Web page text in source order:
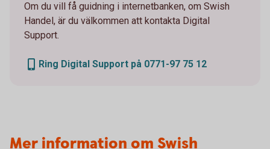
Om du vill få guidning i internetbanken, om Swish
Handel, är du välkommen att kontakta Digital
Support.
Ring Digital Support på 0771-97 75 12
Mer information om Swish